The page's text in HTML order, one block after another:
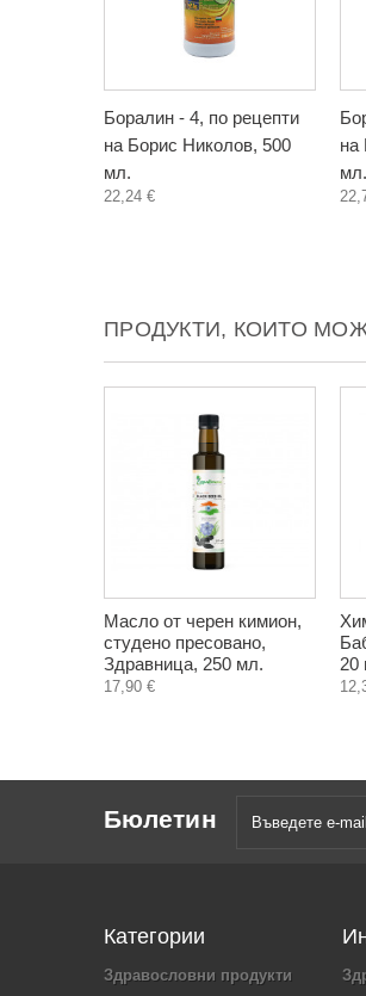
Боралин - 4, по рецепти
на Борис Николов, 500
мл.
22,24 €
на
мл.
ПРОДУКТИ, КОИТО
Масло от черен кимион,
студено пресовано,
Здравница, 250 мл.
17,90 €
20
Бюлетин
Категории
Здравословни продукти